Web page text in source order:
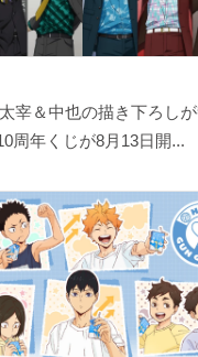
太宰＆中也の描き下ろし
周年くじが8月13日開...